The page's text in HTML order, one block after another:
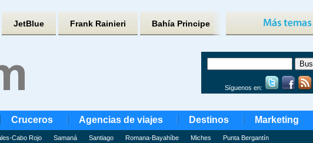
JetBlue Frank Rainieri Bahía Principe
Síguenos en:
Cruceros Agencias de viajes Destinos Marketing
Cabo Rojo Samaná Santiago Romana-Bayahíbe Miches Punta Bergantín